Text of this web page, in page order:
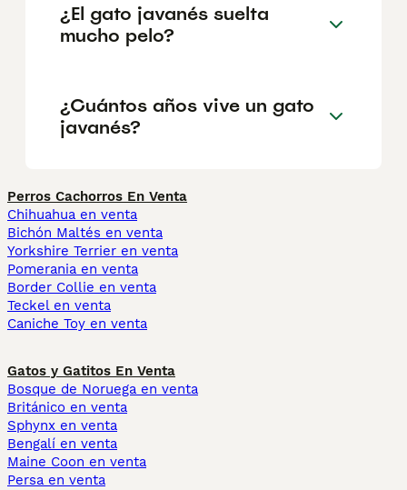
¿El gato javanés suelta
mucho pelo?
¿Cuántos años vive un gato
javanés?
Perros Cachorros En Venta
Chihuahua en venta
Bichón Maltés en venta
Yorkshire Terrier en venta
Pomerania en venta
Border Collie en venta
Teckel en venta
Caniche Toy en venta
Gatos y Gatitos En Venta
Bosque de Noruega en venta
Británico en venta
Sphynx en venta
Bengalí en venta
Maine Coon en venta
Persa en venta